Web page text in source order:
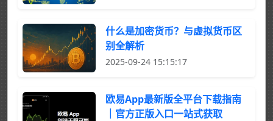
什么是加密货币？与虚拟货币区
别全解析
2025-09-24 15:15:17
欧易App最新版全平台下载指南
｜官方正版入口一站式获取